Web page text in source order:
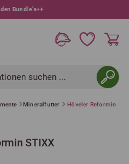
Bundle's++
suchen ...
Mineralfutter
Höveler Reformin
STIXX